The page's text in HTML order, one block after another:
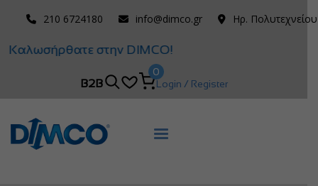
210 6724180 info@dimco.gr Ηρ.
Καλωσήρθατε στην DIMCO!
B2B
0
Login / Register